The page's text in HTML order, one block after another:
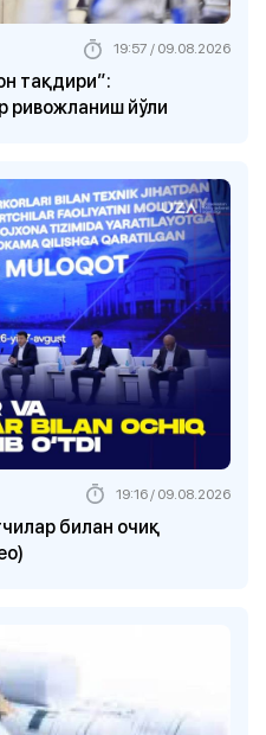
тақдири”:
ривожланиш йўли
19:57 / 09.08.2026
билан очиқ
19:16 / 09.08.2026